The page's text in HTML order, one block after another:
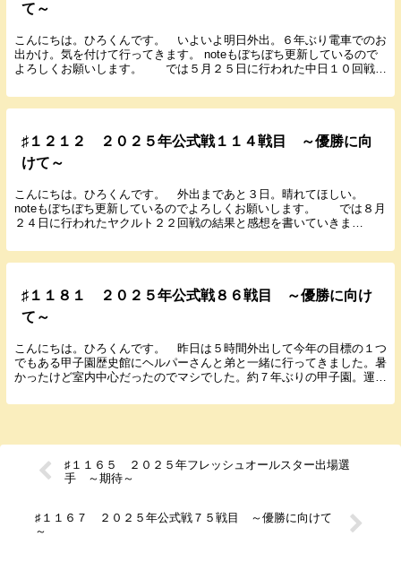
て～
こんにちは。ひろくんです。 いよいよ明日外出。６年ぶり電車でのお
出かけ。気を付けて行ってきます。 noteもぼちぼち更新しているので
よろしくお願いします。 では５月２５日に行われた中日１０回戦の
♯１２１２ ２０２５年公式戦１１４戦目 ～優勝に向
けて～
こんにちは。ひろくんです。 外出まであと３日。晴れてほしい。
noteもぼちぼち更新しているのでよろしくお願いします。 では８月
２４日に行われたヤクルト２２回戦の結果と感想を書いていきま
♯１１８１ ２０２５年公式戦８６戦目 ～優勝に向け
て～
こんにちは。ひろくんです。 昨日は５時間外出して今年の目標の１つ
でもある甲子園歴史館にヘルパーさんと弟と一緒に行ってきました。暑
かったけど室内中心だったのでマシでした。約７年ぶりの甲子園。運よ
♯１１６５ ２０２５年フレッシュオールスター出場選
手 ～期待～
♯１１６７ ２０２５年公式戦７５戦目 ～優勝に向けて
～